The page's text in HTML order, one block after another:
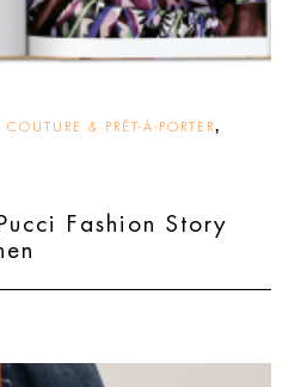
& PRÊT-À-PORTER,
Fashion Story